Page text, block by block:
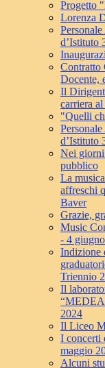
Progetto
Lorenza
d’Istituto
Contratto
Docente,
Il
carriera
"Quelli
d’Istituto
Nei giorni
pubblico
La
affreschi
Baver
Grazie,
Music
- 4
Indizione
Triennio
Il
2024
Il Liceo
I concerti
maggio
Alcuni